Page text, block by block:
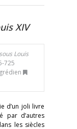
XIV
Louis
725
d’un joli livre
par d’autres
les siècles